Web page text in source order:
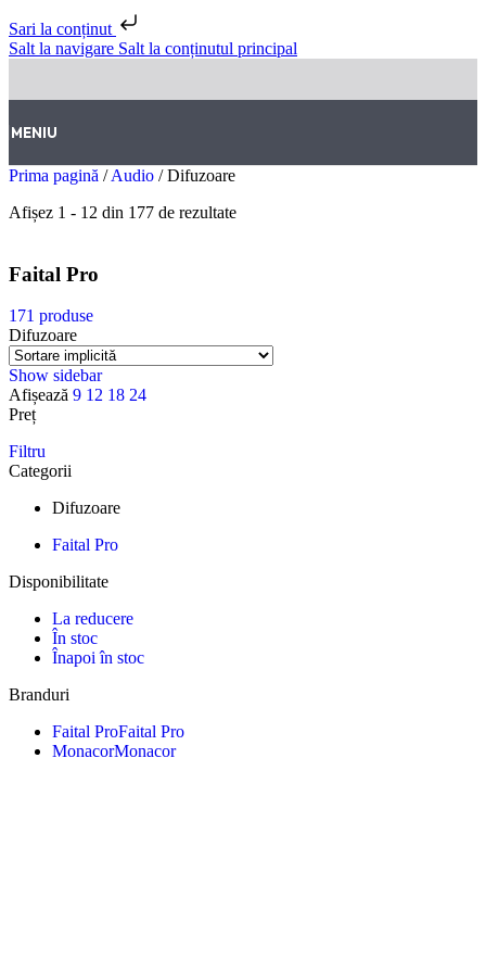
Sari la conținut
Salt la navigare Salt la conținutul principal
MENIU
Prima pagină / Audio / Difuzoare
Afișez 1 - 12 din 177 de rezultate
Faital Pro
171 produse
Difuzoare
Show sidebar
Afișează 9 12 18 24
Preț
Filtru
Categorii
Difuzoare
Faital Pro
Disponibilitate
La reducere
În stoc
Înapoi în stoc
Branduri
Faital ProFaital Pro
MonacorMonacor